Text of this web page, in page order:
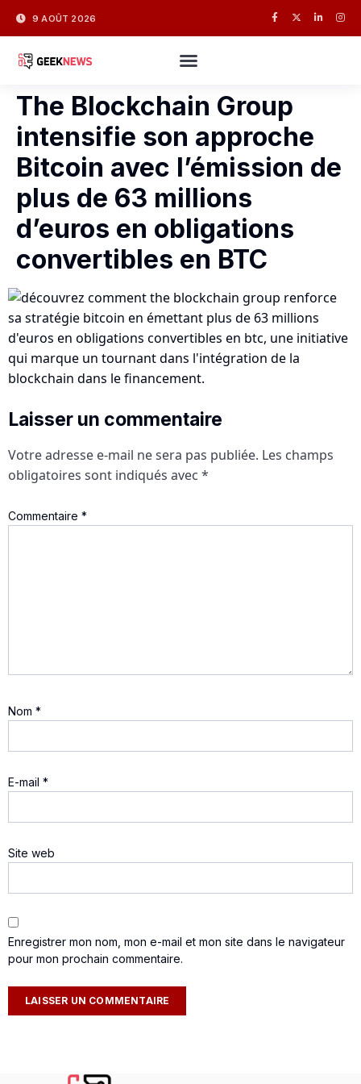
9 AOÛT 2026
The Blockchain Group
intensifie son approche
Bitcoin avec l’émission de
plus de 63 millions
d’euros en obligations
convertibles en BTC
Laisser un commentaire
Votre adresse e-mail ne sera pas publiée. Les champs
obligatoires sont indiqués avec *
Commentaire *
Nom *
E-mail *
Site web
Enregistrer mon nom, mon e-mail et mon site dans le navigateur
pour mon prochain commentaire.